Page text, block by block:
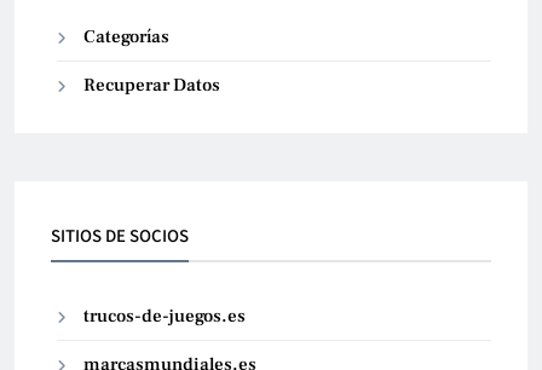
Categorías
Recuperar Datos
SITIOS DE SOCIOS
trucos-de-juegos.es
marcasmundiales.es